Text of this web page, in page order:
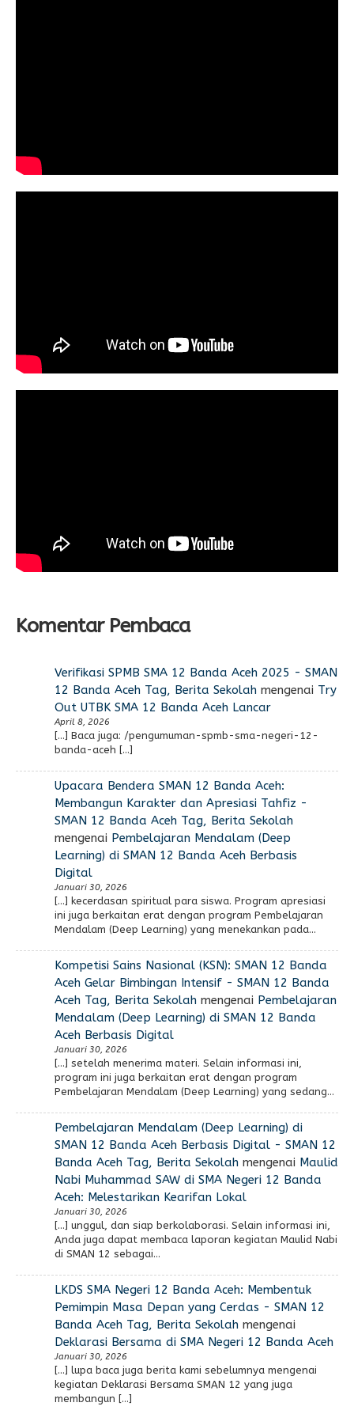
Komentar Pembaca
Verifikasi SPMB SMA 12 Banda Aceh 2025 - SMAN
12 Banda Aceh Tag, Berita Sekolahmengenai Try
Out UTBK SMA 12 Banda Aceh Lancar
April 8, 2026
[…] Baca juga: /pengumuman-spmb-sma-negeri-12-
banda-aceh […]
Upacara Bendera SMAN 12 Banda Aceh:
Membangun Karakter dan Apresiasi Tahfiz -
SMAN 12 Banda Aceh Tag, Berita Sekolah
mengenai Pembelajaran Mendalam (Deep
Learning) di SMAN 12 Banda Aceh Berbasis
Digital
Januari 30, 2026
[…] kecerdasan spiritual para siswa. Program apresiasi
ini juga berkaitan erat dengan program Pembelajaran
Mendalam (Deep Learning) yang menekankan pada…
Kompetisi Sains Nasional (KSN): SMAN 12 Banda
Aceh Gelar Bimbingan Intensif - SMAN 12 Banda
Aceh Tag, Berita Sekolahmengenai Pembelajaran
Mendalam (Deep Learning) di SMAN 12 Banda
Aceh Berbasis Digital
Januari 30, 2026
[…] setelah menerima materi. Selain informasi ini,
program ini juga berkaitan erat dengan program
Pembelajaran Mendalam (Deep Learning) yang sedang…
Pembelajaran Mendalam (Deep Learning) di
SMAN 12 Banda Aceh Berbasis Digital - SMAN 12
Banda Aceh Tag, Berita Sekolahmengenai Maulid
Nabi Muhammad SAW di SMA Negeri 12 Banda
Aceh: Melestarikan Kearifan Lokal
Januari 30, 2026
[…] unggul, dan siap berkolaborasi. Selain informasi ini,
Anda juga dapat membaca laporan kegiatan Maulid Nabi
di SMAN 12 sebagai…
LKDS SMA Negeri 12 Banda Aceh: Membentuk
Pemimpin Masa Depan yang Cerdas - SMAN 12
Banda Aceh Tag, Berita Sekolahmengenai
Deklarasi Bersama di SMA Negeri 12 Banda Aceh
Januari 30, 2026
[…] lupa baca juga berita kami sebelumnya mengenai
kegiatan Deklarasi Bersama SMAN 12 yang juga
membangun […]